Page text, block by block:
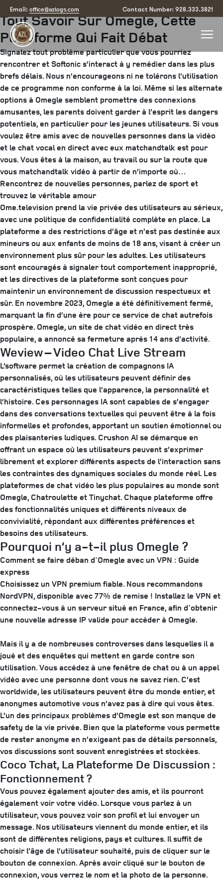
Email: office@azlogs.com Contact Number: 928.333.3821
Posted
on
June 5, 2025June 24, 2025 arizona
Tout Savoir Sur Omegle, Cette
Plateforme Qui Fait Débat
Signalez tout problème particulier que vous pourriez
rencontrer et Softonic s’interact à y remédier dans les plus
brefs délais. Nous n’encourageons ni ne tolérons l’utilisation
de ce programme non conforme à la loi. Même si les alternate
options à Omegle semblent promettre des connexions
amusantes, les parents doivent garder à l’esprit les dangers
potentiels, en particulier pour les jeunes utilisateurs. Si vous
voulez être amis avec de nouvelles personnes dans la vidéo
et le chat vocal en direct avec eux matchandtalk est pour
vous. Vous êtes à la maison, au travail ou sur la route que
vous matchandtalk vidéo à partir de n’importe où…
Rencontrez de nouvelles personnes, parlez de sport et
trouvez le véritable amour
Ome.television prend la vie privée des utilisateurs au sérieux,
avec une politique de confidentialité complète en place. La
plateforme a des restrictions d’âge et n’est pas destinée aux
mineurs ou aux enfants de moins de 18 ans, visant à créer un
environnement plus sûr pour les adultes. Les utilisateurs
sont encouragés à signaler tout comportement inapproprié,
et les directives de la plateforme sont conçues pour
maintenir un environnement de discussion respectueux et
sûr. En novembre 2023, Omegle a été définitivement fermé,
marquant la fin d’une ère pour ce service de chat autrefois
prospère. Omegle, un site de chat vidéo en direct très
populaire, a annoncé sa fermeture après 14 ans d’activité.
Weview – Video Chat Live Stream
L’software permet la création de compagnons IA
personnalisés, où les utilisateurs peuvent définir des
caractéristiques telles que l’apparence, la personnalité et
l’histoire. Ces personnages IA sont capables de s’engager
dans des conversations textuelles qui peuvent être à la fois
informelles et profondes, apportant un soutien émotionnel ou
des plaisanteries ludiques. Crushon AI se démarque en
offrant un espace où les utilisateurs peuvent s’exprimer
librement et explorer différents aspects de l’interaction sans
les contraintes des dynamiques sociales du monde réel. Les
plateformes de chat vidéo les plus populaires au monde sont
Omegle, Chatroulette et Tinychat. Chaque plateforme offre
des fonctionnalités uniques et différents niveaux de
convivialité, répondant aux différentes préférences et
besoins des utilisateurs.
Pourquoi n’y a-t-il plus Omegle ?
Comment se faire déban d'Omegle avec un VPN : Guide
express
Choisissez un VPN premium fiable. Nous recommandons
NordVPN, disponible avec 77% de remise ! Installez le VPN et
connectez-vous à un serveur situé en France, afin d'obtenir
une nouvelle adresse IP valide pour accéder à Omegle.
Mais il y a de nombreuses controverses dans lesquelles il a
joué et des enquêtes qui mettent en garde contre son
utilisation. Vous accédez à une fenêtre de chat ou à un appel
vidéo avec une personne dont vous ne savez rien. C’est
worldwide, les utilisateurs peuvent être du monde entier, et
anonymes automotive vous n’avez pas à dire qui vous êtes.
L’un des principaux problèmes d’Omegle est son manque de
safety de la vie privée. Bien que la plateforme vous permette
de rester anonyme en n’exigeant pas de détails personnels,
vos discussions sont souvent enregistrées et stockées.
Coco Tchat, La Plateforme De Discussion :
Fonctionnement ?
Vous pouvez également ajouter des amis, et ils pourront
également voir votre vidéo. Lorsque vous parlez à un
utilisateur, vous pouvez voir son profil et lui envoyer un
message. Nos utilisateurs viennent du monde entier, et ils
sont de différentes religions, pays et cultures. Il suffit de
choisir l’âge de l’utilisateur souhaité, puis de cliquer sur le
bouton de connexion. Après avoir cliqué sur le bouton de
connexion, vous verrez le nom et la photo de la personne.